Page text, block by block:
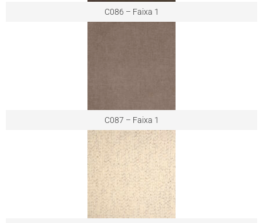
C086 – Faixa 1
C087 – Faixa 1